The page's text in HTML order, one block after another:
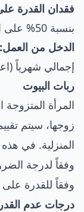
فقدان القدرة
بنسبة 50% على الأقل بسبب الإعاقة الطبية.
الدخل من العمل:
إجمالي شهرياً
ربات البيوت
المرأة
زوجها، سيتم
المنزلية. في
وفقاً لدرجة
وفقاً للقدرة
درجات عدم